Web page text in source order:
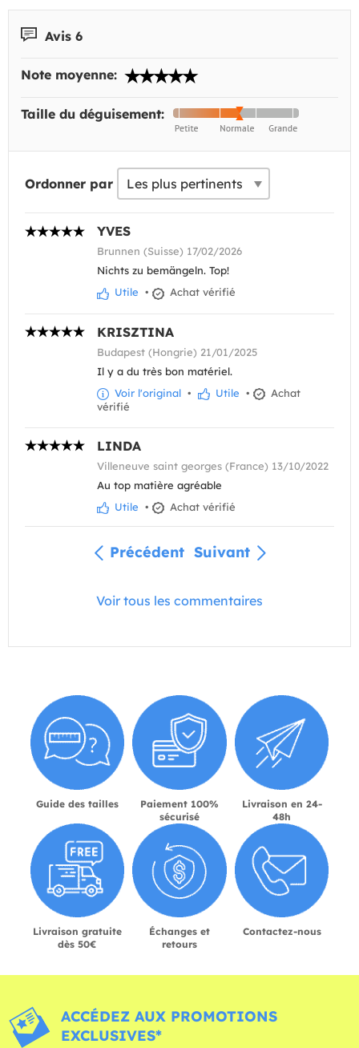
Avis 6
Note moyenne:
Taille du déguisement:
Ordonner par
YVES
Brunnen (Suisse) 17/02/2026
Nichts zu bemängeln. Top!
Utile • Achat vérifié
KRISZTINA
Budapest (Hongrie) 21/01/2025
Il y a du très bon matériel.
Voir l'original • Utile •
Achat
vérifié
LINDA
Villeneuve saint georges (France) 13/10/2022
Au top matière agréable
Utile • Achat vérifié
Précédent Suivant
Voir tous les commentaires
Guide des tailles
Paiement 100%
sécurisé
Livraison en 24-
48h
Livraison gratuite
dès 50€
Échanges et
retours
Contactez-nous
ACCÉDEZ AUX PROMOTIONS
EXCLUSIVES*